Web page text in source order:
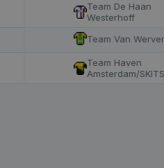
Team De Haan
Westerhoff
Team Van
Team Haven
Amsterdam/SKITS
for the
to